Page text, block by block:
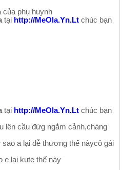
của phụ huynh
tại http://MeOla.Yn.Lt chúc bạn
tại http://MeOla.Yn.Lt chúc bạn
lên cầu đứg ngắm cảnh,chàng
a lại dễ thương thế nàycô gái
e lại kute thế này